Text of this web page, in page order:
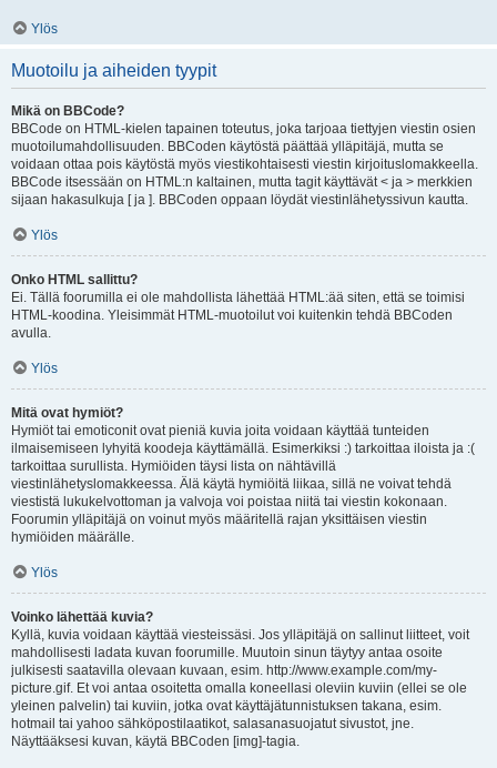
Ylös
Muotoilu ja aiheiden tyypit
Mikä on BBCode?
BBCode on HTML-kielen tapainen toteutus, joka tarjoaa tiettyjen viestin osien
muotoilumahdollisuuden. BBCoden käytöstä päättää ylläpitäjä, mutta se
voidaan ottaa pois käytöstä myös viestikohtaisesti viestin kirjoituslomakkeella.
BBCode itsessään on HTML:n kaltainen, mutta tagit käyttävät < ja > merkkien
sijaan hakasulkuja [ ja ]. BBCoden oppaan löydät viestinlähetyssivun kautta.
Ylös
Onko HTML sallittu?
Ei. Tällä foorumilla ei ole mahdollista lähettää HTML:ää siten, että se toimisi
HTML-koodina. Yleisimmät HTML-muotoilut voi kuitenkin tehdä BBCoden
avulla.
Ylös
Mitä ovat hymiöt?
Hymiöt tai emoticonit ovat pieniä kuvia joita voidaan käyttää tunteiden
ilmaisemiseen lyhyitä koodeja käyttämällä. Esimerkiksi :) tarkoittaa iloista ja :(
tarkoittaa surullista. Hymiöiden täysi lista on nähtävillä
viestinlähetyslomakkeessa. Älä käytä hymiöitä liikaa, sillä ne voivat tehdä
viestistä lukukelvottoman ja valvoja voi poistaa niitä tai viestin kokonaan.
Foorumin ylläpitäjä on voinut myös määritellä rajan yksittäisen viestin
hymiöiden määrälle.
Ylös
Voinko lähettää kuvia?
Kyllä, kuvia voidaan käyttää viesteissäsi. Jos ylläpitäjä on sallinut liitteet, voit
mahdollisesti ladata kuvan foorumille. Muutoin sinun täytyy antaa osoite
julkisesti saatavilla olevaan kuvaan, esim. http://www.example.com/my-
picture.gif. Et voi antaa osoitetta omalla koneellasi oleviin kuviin (ellei se ole
yleinen palvelin) tai kuviin, jotka ovat käyttäjätunnistuksen takana, esim.
hotmail tai yahoo sähköpostilaatikot, salasanasuojatut sivustot, jne.
Näyttääksesi kuvan, käytä BBCoden [img]-tagia.